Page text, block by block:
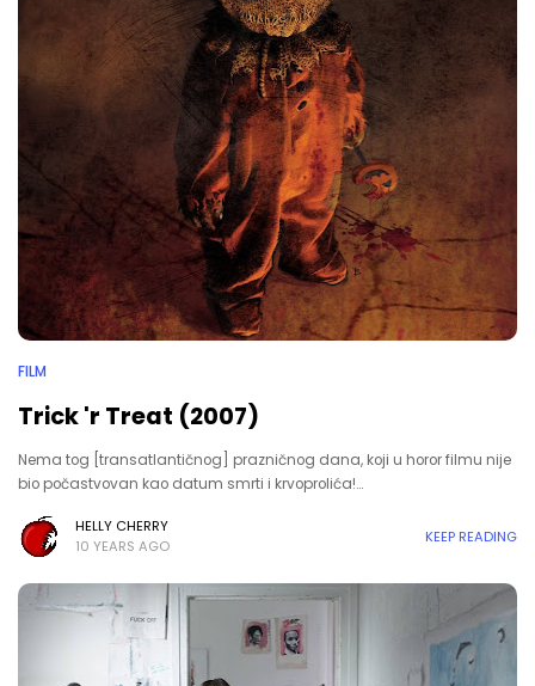
FILM
Trick 'r Treat (2007)
Nema tog [transatlantičnog] prazničnog dana, koji u horor filmu nije
bio počastvovan kao datum smrti i krvoprolića!…
HELLY CHERRY
10 YEARS AGO
KEEP READING